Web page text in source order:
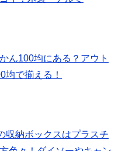
ん100均にある？アウト
均で揃える！
収納ボックスはプラスチ